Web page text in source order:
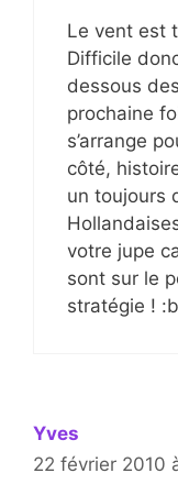
Le vent est
Difficile
dessous
prochaine
s’arrange
côté,
un toujours
votre jupe
sont sur le
stratégie !
Yves
22 février 2010